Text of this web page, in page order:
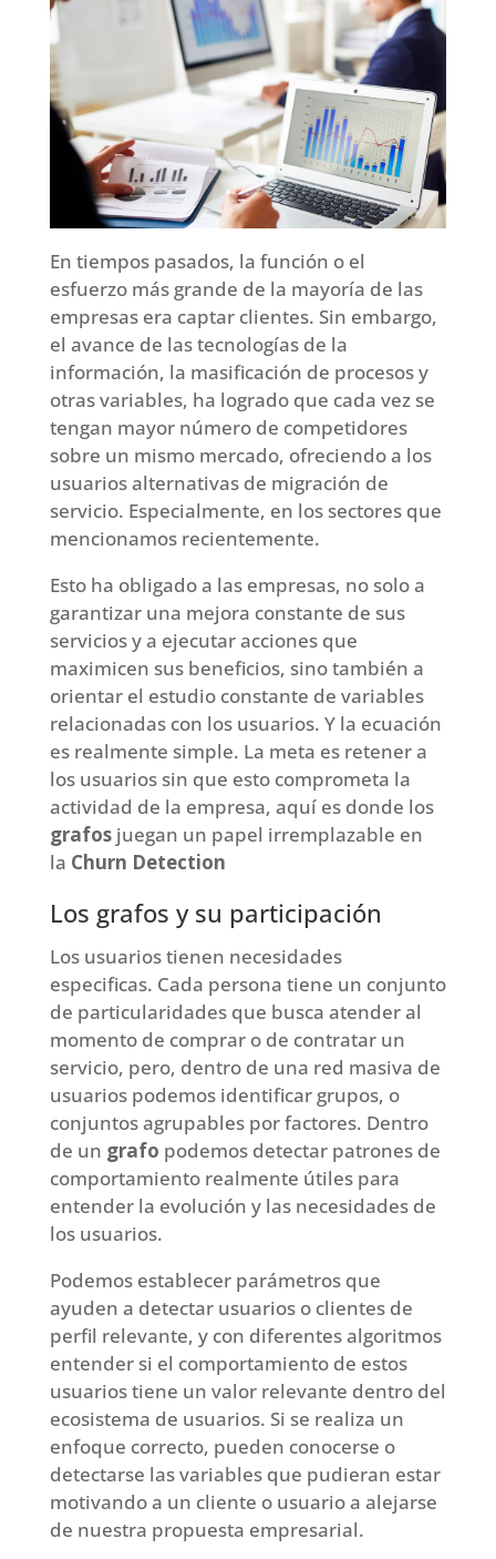
En tiempos pasados, la función o el
esfuerzo más grande de la mayoría de las
empresas era captar clientes. Sin embargo,
el avance de las tecnologías de la
información, la masificación de procesos y
otras variables, ha logrado que cada vez se
tengan mayor número de competidores
sobre un mismo mercado, ofreciendo a los
usuarios alternativas de migración de
servicio. Especialmente, en los sectores que
mencionamos recientemente.
Esto ha obligado a las empresas, no solo a
garantizar una mejora constante de sus
servicios y a ejecutar acciones que
maximicen sus beneficios, sino también a
orientar el estudio constante de variables
relacionadas con los usuarios. Y la ecuación
es realmente simple. La meta es retener a
los usuarios sin que esto comprometa la
actividad de la empresa, aquí es donde los
grafosjuegan un papel irremplazable en
la Churn Detection
Los grafos y su participación
Los usuarios tienen necesidades
especificas. Cada persona tiene un conjunto
de particularidades que busca atender al
momento de comprar o de contratar un
servicio, pero, dentro de una red masiva de
usuarios podemos identificar grupos, o
conjuntos agrupables por factores. Dentro
de un grafo podemos detectar patrones de
comportamiento realmente útiles para
entender la evolución y las necesidades de
los usuarios.
Podemos establecer parámetros que
ayuden a detectar usuarios o clientes de
perfil relevante, y con diferentes algoritmos
entender si el comportamiento de estos
usuarios tiene un valor relevante dentro del
ecosistema de usuarios. Si se realiza un
enfoque correcto, pueden conocerse o
detectarse las variables que pudieran estar
motivando a un cliente o usuario a alejarse
de nuestra propuesta empresarial.